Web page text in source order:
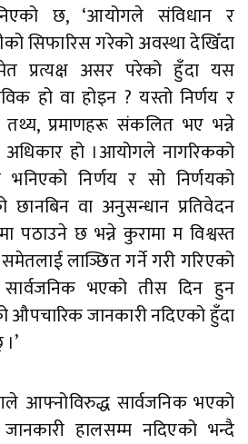
छ, ‘आयोगले संविधान र
सिफारिस गरेको अवस्था देखिँदा
प्रत्यक्ष असर परेको हुँदा यस
हो वा होइन ? यस्तो निर्णय र
तथ्य, प्रमाणहरू संकलित भए भन्ने
अधिकार हो ।आयोगले नागरिकको
निर्णय र सो निर्णयको
वा अनुसन्धान प्रतिवेदन
पठाउने छ भन्ने कुरामा म विश्वस्त
लाञ्छित गर्ने गरी गरिएको
सार्वजनिक भएको तीस दिन हुन
औपचारिक जानकारी नदिएको हुँदा
आफ्नोविरुद्ध सार्वजनिक भएको
हालसम्म नदिएको भन्दै